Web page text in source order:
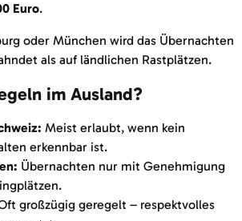
Euro.
oder München wird das Übernachten
als auf ländlichen Rastplätzen.
im Ausland?
Meist erlaubt, wenn kein
erkennbar ist.
Übernachten nur mit Genehmigung
großzügig geregelt – respektvolles